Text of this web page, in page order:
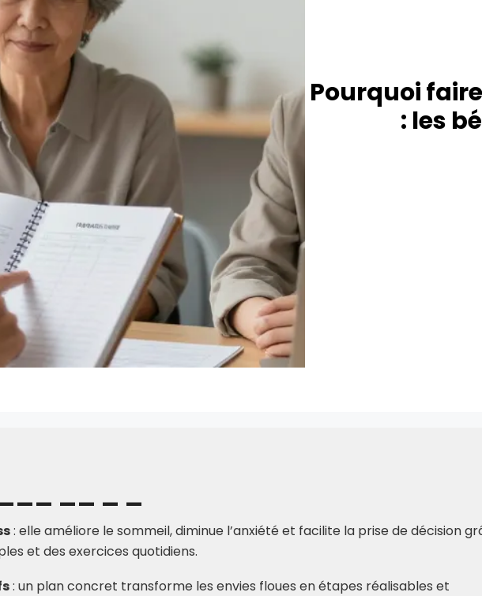
Pourquoi
: les
: elle améliore le sommeil, diminue l’anxiété et facilite la prise de décision
et des exercices quotidiens.
: un plan concret transforme les envies floues en étapes réalisables et